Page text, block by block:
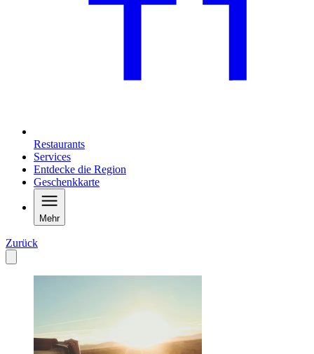
Restaurants
Services
Entdecke die Region
Geschenkkarte
Mehr
Zurück